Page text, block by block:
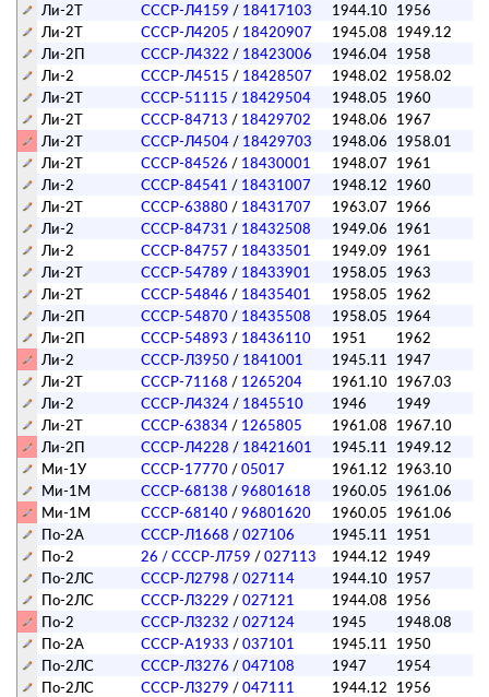
Ли-2Т
СССР-Л4159 / 18417103 1944.10 1956
Ли-2Т
СССР-Л4205 / 18420907 1945.08 1949.12
Ли-2П
СССР-Л4322 / 18423006 1946.04 1958
Ли-2
СССР-Л4515 / 18428507 1948.02 1958.02
Ли-2Т
СССР-51115 / 18429504 1948.05 1960
Ли-2Т
СССР-84713 / 18429702 1948.06 1967
Ли-2Т
СССР-Л4504 / 18429703 1948.06 1958.01
Ли-2Т
СССР-84526 / 18430001 1948.07 1961
Ли-2
СССР-84541 / 18431007 1948.12 1960
Ли-2Т
СССР-63880 / 18431707 1963.07 1966
Ли-2
СССР-84731 / 18432508 1949.06 1961
Ли-2
СССР-84757 / 18433501 1949.09 1961
Ли-2Т
СССР-54789 / 18433901 1958.05 1963
Ли-2Т
СССР-54846 / 18435401 1958.05 1962
Ли-2П
СССР-54870 / 18435508 1958.05 1964
Ли-2П
СССР-54893 / 18436110 1951 1962
Ли-2
СССР-Л3950 / 1841001 1945.11 1947
Ли-2Т
СССР-71168 / 1265204 1961.10 1967.03
Ли-2
СССР-Л4324 / 1845510 1946 1949
Ли-2Т
СССР-63834 / 1265805 1961.08 1967.10
Ли-2П
СССР-Л4228 / 18421601 1945.11 1949.12
Ми-1У
СССР-17770 /05017 1961.12 1963.10
Ми-1М
СССР-68138 /96801618 1960.05 1961.06
Ми-1М
СССР-68140 /96801620 1960.05 1961.06
По-2А
СССР-Л1668 /027106 1945.11 1951
По-2
26 / СССР-Л759 /027113 1944.12 1949
По-2ЛС
СССР-Л2798 /027114 1944.10 1957
По-2ЛС
СССР-Л3229 /027121 1944.08 1956
По-2
СССР-Л3232 /027124 1945 1948.08
По-2А
СССР-А1933 /037101 1945.11 1950
По-2ЛС
СССР-Л3276 /047108 1947 1954
По-2ЛС
СССР-Л3279 /047111 1944.12 1956